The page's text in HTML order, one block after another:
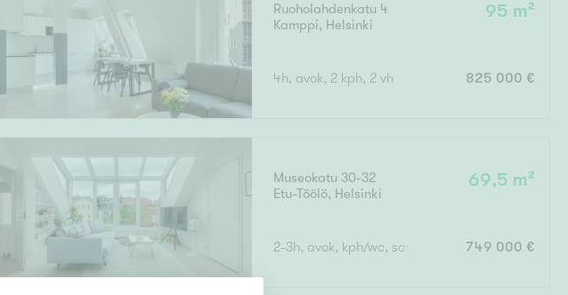
Ruoholahdenkatu 4
Kamppi, Helsinki
95 m²
4h, avok, 2 kph, 2 vh 825 000 €
Museokatu 30-32
Etu-Töölö, Helsinki
69,5 m²
2-3h, avok, kph/wc, sauna, khh/wc, parvi, 2
749 000 €